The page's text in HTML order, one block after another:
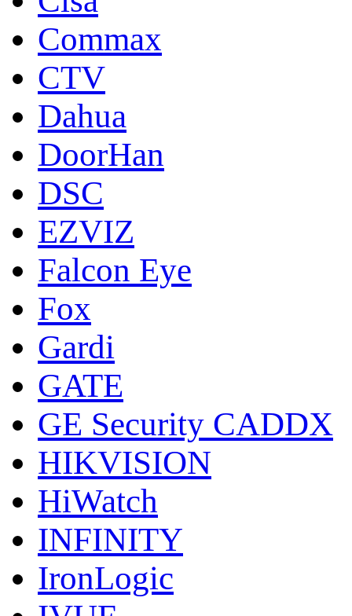
Commax
CTV
Dahua
DoorНan
DSC
EZVIZ
Falcon Eye
Fox
Gardi
GATE
GE Security CADDX
HIKVISION
HiWatch
INFINITY
IronLogic